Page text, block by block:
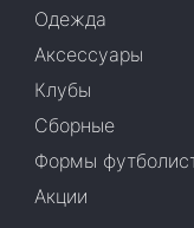
Одежда
Аксессуары
Клубы
Сборные
Формы
Акции